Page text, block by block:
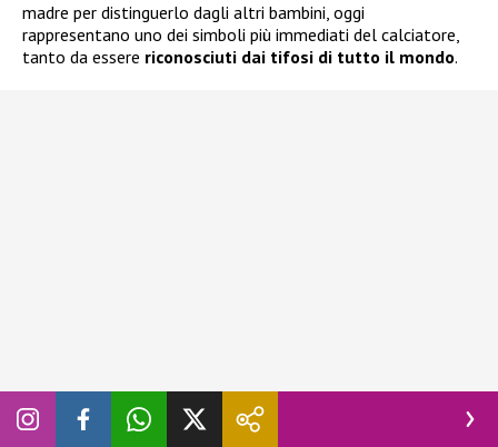
madre per distinguerlo dagli altri bambini, oggi
rappresentano uno dei simboli più immediati del calciatore,
tanto da essere riconosciuti dai tifosi di tutto il mondo.